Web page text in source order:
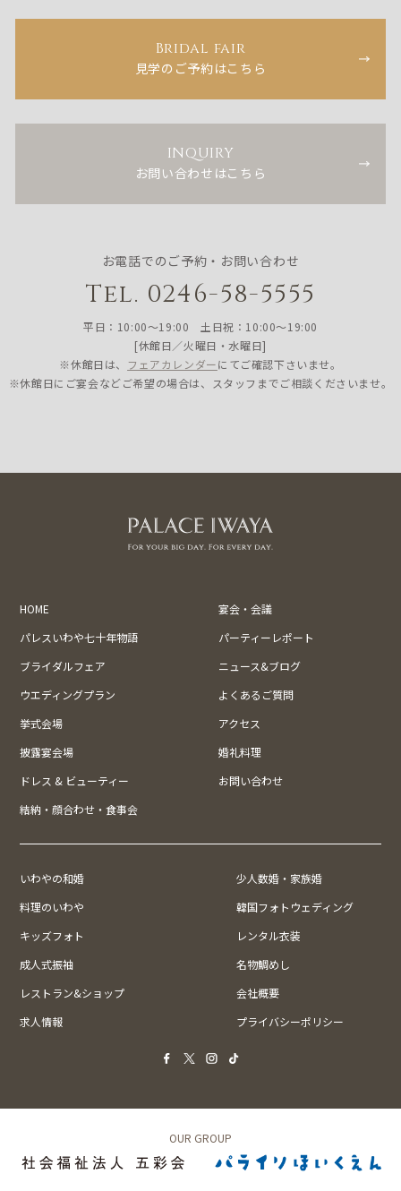
Bridal fair
見学のご予約はこちら
INQUIRY
お問い合わせはこちら
お電話でのご予約・お問い合わせ
Tel. 0246-58-5555
平日：10:00〜19:00 土日祝：10:00〜19:00
[休館日／火曜日・水曜日]
※休館日は、 フェアカレンダーにてご確認下さいませ。
※休館日にご宴会などご希望の場合は、スタッフまでご相談くださいませ。
HOME
宴会・会議
パレスいわや七十年物語
パーティーレポート
ブライダルフェア
ニュース&ブログ
ウエディングプラン
よくあるご質問
挙式会場
アクセス
披露宴会場
婚礼料理
ドレス & ビューティー
お問い合わせ
結納・顔合わせ・食事会
いわやの和婚
少人数婚・家族婚
料理のいわや
韓国フォトウェディング
キッズフォト
レンタル衣装
成人式振袖
名物鯛めし
レストラン&ショップ
会社概要
求人情報
プライバシーポリシー
OUR GROUP